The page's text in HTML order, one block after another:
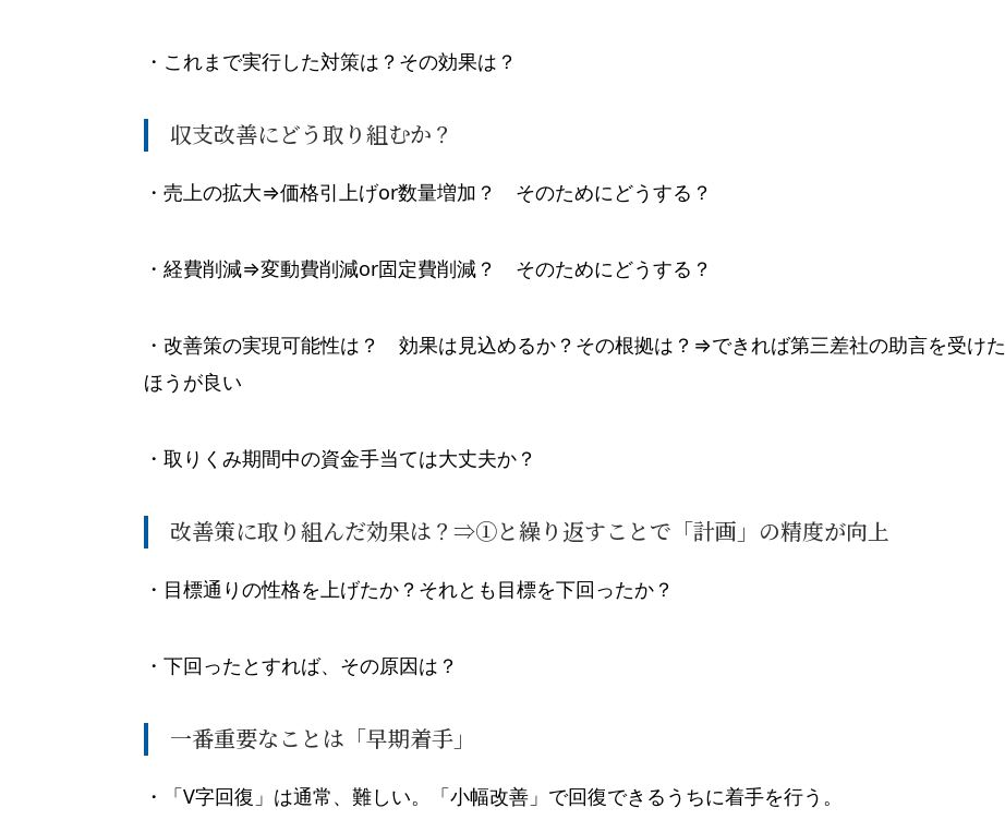
・これまで実行した対策は？その効果は？
収支改善にどう取り組むか？
・売上の拡大⇒価格引上げor数量増加？ そのためにどうする？
・経費削減⇒変動費削減or固定費削減？ そのためにどうする？
・改善策の実現可能性は？ 効果は見込めるか？その根拠は？⇒できれば第三差社の助言を受けた
ほうが良い
・取りくみ期間中の資金手当ては大丈夫か？
改善策に取り組んだ効果は？⇒①と繰り返すことで「計画」の精度が向上
・目標通りの性格を上げたか？それとも目標を下回ったか？
・下回ったとすれば、その原因は？
一番重要なことは「早期着手」
・「V字回復」は通常、難しい。「小幅改善」で回復できるうちに着手を行う。